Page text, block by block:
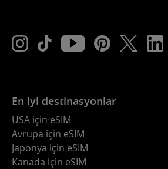
En iyi destinasyonlar
USA için eSIM
Avrupa için eSIM
Japonya için eSIM
Kanada için eSIM